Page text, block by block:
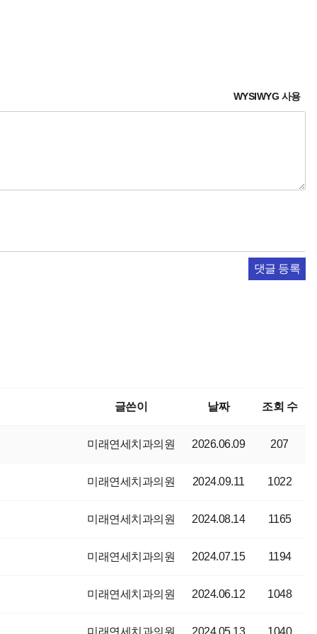
WYSIWYG 사용
댓글 등록
글쓴이 날짜 조회 수
미래연세치과의원 2026.06.09 207
미래연세치과의원 2024.09.11 1022
미래연세치과의원 2024.08.14 1165
미래연세치과의원 2024.07.15 1194
미래연세치과의원 2024.06.12 1048
미래연세치과의원 2024.05.13 1040